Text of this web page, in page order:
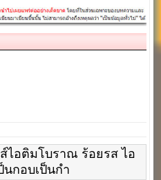
ไอติมโบราณ ร้อยรส ไอ
นกอบเป็นกำ